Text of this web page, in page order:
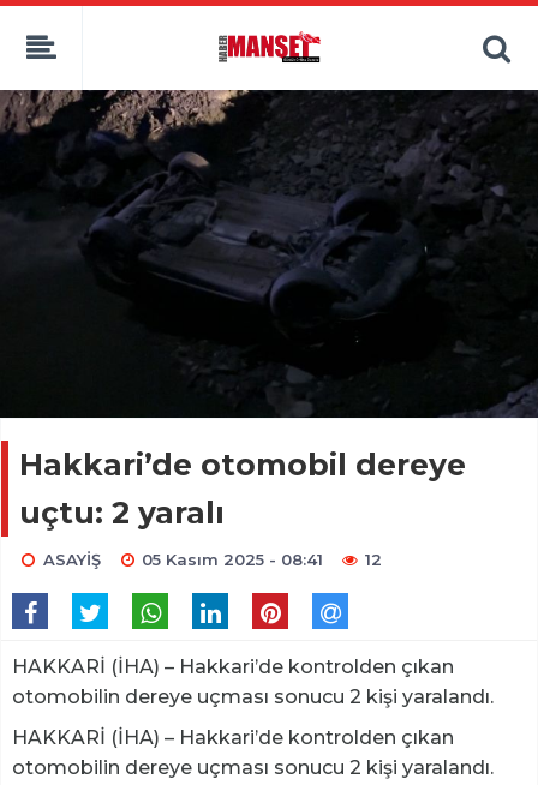
Hakkari’de otomobil dereye
uçtu: 2 yaralı
ASAYİŞ 05 Kasım 2025 - 08:41 12
HAKKARİ (İHA) – Hakkari’de kontrolden çıkan
otomobilin dereye uçması sonucu 2 kişi yaralandı.
HAKKARİ (İHA) – Hakkari’de kontrolden çıkan
otomobilin dereye uçması sonucu 2 kişi yaralandı.